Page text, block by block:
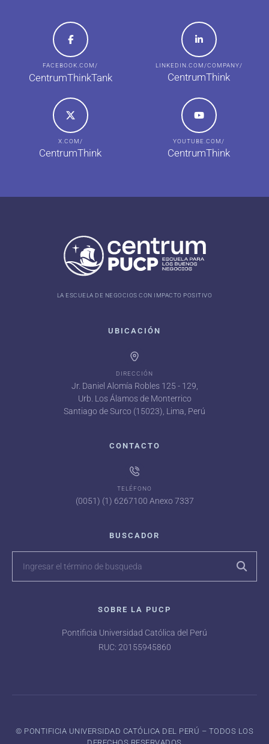
FACEBOOK.COM/
CentrumThinkTank
LINKEDIN.COM/COMPANY/
CentrumThink
X.COM/
CentrumThink
YOUTUBE.COM/
CentrumThink
LA ESCUELA DE NEGOCIOS CON IMPACTO POSITIVO
UBICACIÓN
DIRECCIÓN
Jr. Daniel Alomía Robles 125 - 129,
Urb. Los Álamos de Monterrico
Santiago de Surco (15023), Lima, Perú
CONTACTO
TELÉFONO
(0051) (1) 6267100 Anexo 7337
BUSCADOR
SOBRE LA PUCP
Pontificia Universidad Católica del Perú
RUC: 20155945860
©️ PONTIFICIA UNIVERSIDAD CATÓLICA DEL PERÚ – TODOS LOS